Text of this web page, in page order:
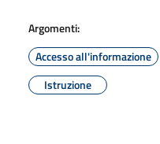
Argomenti:
Accesso all'informazione
Istruzione